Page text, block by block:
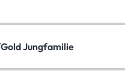
Jungfamilie